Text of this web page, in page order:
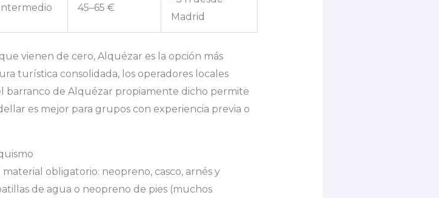
45–65 €
Madrid
vienen de cero, Alquézar es la opción más
turística consolidada, los operadores locales
barranco de Alquézar propiamente dicho permite
es mejor para grupos con experiencia previa o
obligatorio: neopreno, casco, arnés y
de agua o neopreno de pies (muchos